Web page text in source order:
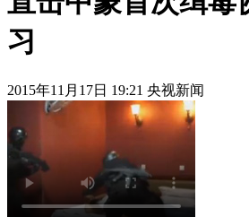
习
2015年11月17日 19:21 央视新闻